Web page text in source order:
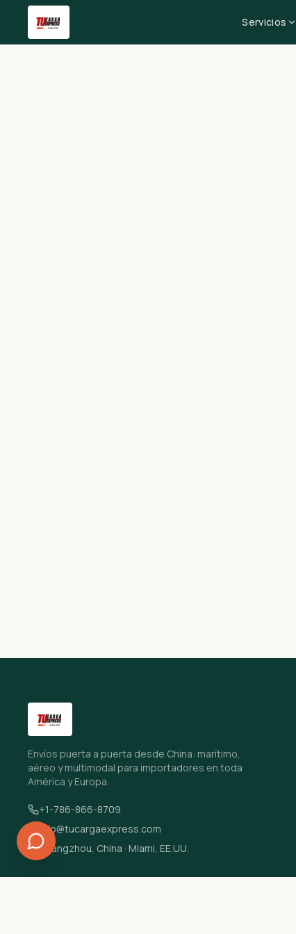
Servicios
Envíos puerta a puerta desde China: marítimo,
aéreo y multimodal para importadores en toda
América y Europa.
+1-786-866-8709
info@tucargaexpress.com
Guangzhou, China · Miami, EE.UU.